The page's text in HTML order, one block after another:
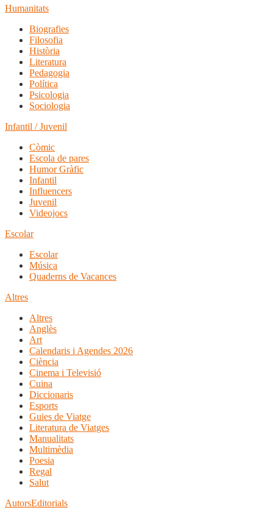
Humanitats
Biografies
Filosofia
Història
Literatura
Pedagogia
Política
Psicologia
Sociologia
Infantil / Juvenil
Còmic
Escola de pares
Humor Gràfic
Infantil
Influencers
Juvenil
Videojocs
Escolar
Escolar
Música
Quaderns de Vacances
Altres
Altres
Anglès
Art
Calendaris i Agendes 2026
Ciència
Cinema i Televisió
Cuina
Diccionaris
Esports
Guies de Viatge
Literatura de Viatges
Manualitats
Multimèdia
Poesia
Regal
Salut
AutorsEditorials